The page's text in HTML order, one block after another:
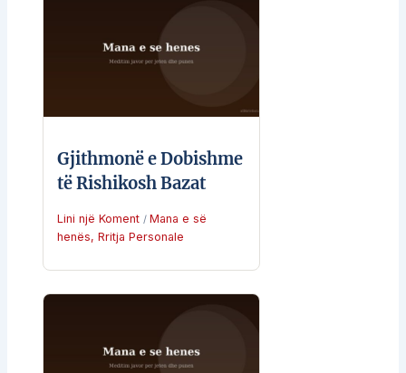
Gjithmonë e Dobishme
të Rishikosh Bazat
Lini një Koment / Mana e së
henës, Rritja Personale